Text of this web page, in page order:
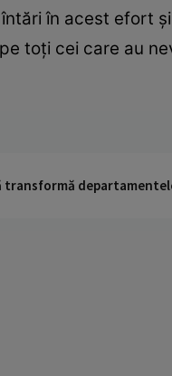
în acest efort
toţi cei care au